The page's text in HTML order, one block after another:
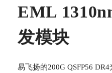
EML
发模块
易飞扬的200G QSFP56